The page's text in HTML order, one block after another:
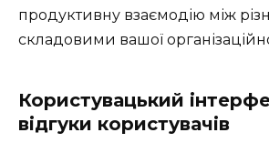
продуктивну взаємодію між
складовими вашої
Користувацький
відгуки користувачів